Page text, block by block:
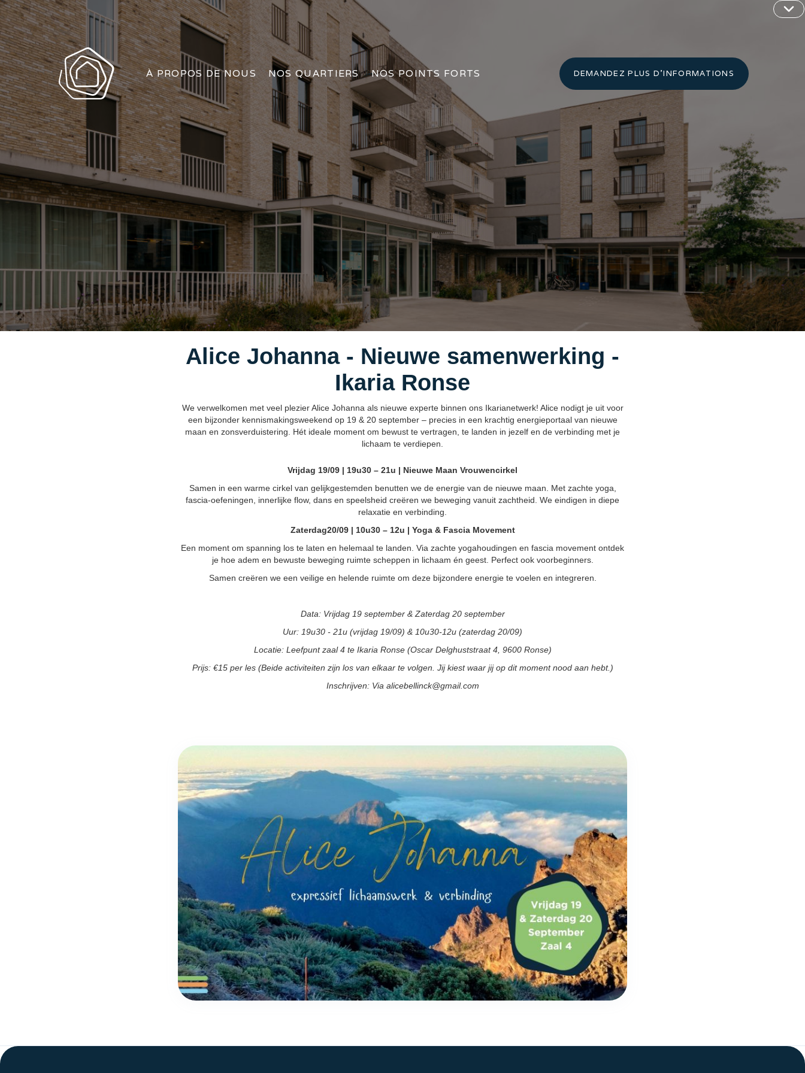
À PROPOS DE NOUS NOS QUARTIERS NOS POINTS FORTS DEMANDEZ PLUS D'INFORMATIONS
Alice Johanna - Nieuwe samenwerking -
Ikaria Ronse
We verwelkomen met veel plezier Alice Johanna als nieuwe experte binnen ons Ikarianetwerk! Alice nodigt je uit voor
een bijzonder kennismakingsweekend op 19 & 20 september – precies in een krachtig energieportaal van nieuwe
maan en zonsverduistering. Hét ideale moment om bewust te vertragen, te landen in jezelf en de verbinding met je
lichaam te verdiepen.
Vrijdag 19/09 | 19u30 – 21u | Nieuwe Maan Vrouwencirkel
Samen in een warme cirkel van gelijkgestemden benutten we de energie van de nieuwe maan. Met zachte yoga,
fascia-oefeningen, innerlijke flow, dans en speelsheid creëren we beweging vanuit zachtheid. We eindigen in diepe
relaxatie en verbinding.
Zaterdag20/09 | 10u30 – 12u | Yoga & Fascia Movement
Een moment om spanning los te laten en helemaal te landen. Via zachte yogahoudingen en fascia movement ontdek
je hoe adem en bewuste beweging ruimte scheppen in lichaam én geest. Perfect ook voorbeginners.
Samen creëren we een veilige en helende ruimte om deze bijzondere energie te voelen en integreren.
‍Data: Vrijdag 19 september & Zaterdag 20 september
Uur: 19u30 - 21u (vrijdag 19/09) & 10u30-12u (zaterdag 20/09)
Locatie: Leefpunt zaal 4 te Ikaria Ronse (Oscar Delghuststraat 4, 9600 Ronse)
Prijs: €15 per les (Beide activiteiten zijn los van elkaar te volgen. Jij kiest waar jij op dit moment nood aan hebt.)
Inschrijven: Via alicebellinck@gmail.com